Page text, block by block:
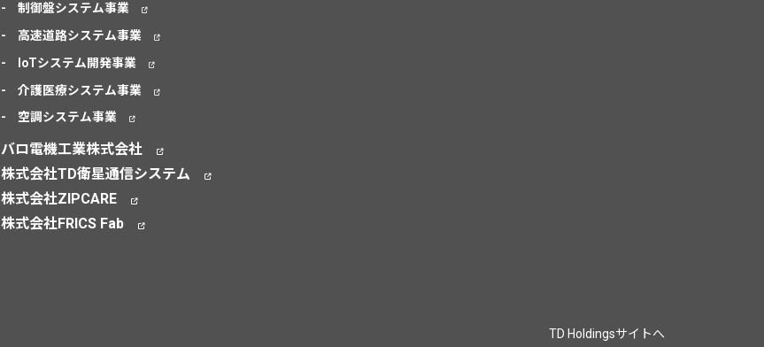
制御盤システム事業
高速道路システム事業
IoTシステム開発事業
介護医療システム事業
空調システム事業
バロ電機工業株式会社
株式会社TD衛星通信システム
株式会社ZIPCARE
株式会社FRICS Fab
TD Holdingsサイトへ